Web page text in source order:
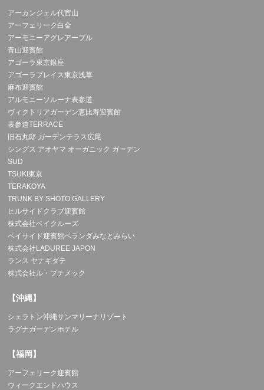
アーカンジェル代官山
アーフェリーク白金
アーモニーアグレアーブル
青山迎賓館
アゴーラ東京銀座
アゴーラプレイス東京浅草
麻布迎賓館
アルモニーソルーナ表参道
ヴィクトリアガーデン恵比寿迎賓館
表参道TERRACE
旧石丸邸 ガーデンテラス広尾
シングス アオヤマ オーガニック ガーデン
SUD
TSUKI東京
TERAKOYA
TRUNK BY SHOTO GALLERY
ヒルサイドクラブ迎賓館
株式会社ベイクルーズ
ベイサイド迎賓館ベランダみなとみらい
株式会社LADUREE JAPON
ランス ヤナギダテ
株式会社ル・プチメック
【沖縄】
シェラトン沖縄サンマリーナリゾート
ラグナガーデンホテル
【福岡】
アーフェリーク迎賓館
ウィークエンドハウス